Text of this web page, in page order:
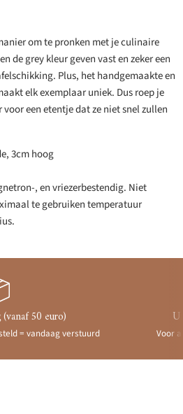
om te pronken met je culinaire
de grey kleur geven vast en zeker een
Plus, het handgemaakte en
elk exemplaar uniek. Dus roep je
een etentje dat ze niet snel zullen
3cm hoog
, en vriezerbestendig. Niet
te gebruiken temperatuur
50 euro)
= vandaag verstuurd Voor